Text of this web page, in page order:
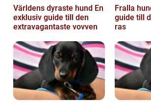
Världens dyraste hund En
exklusiv guide till den
extravagantaste vovven
Fralla
guide till
ras